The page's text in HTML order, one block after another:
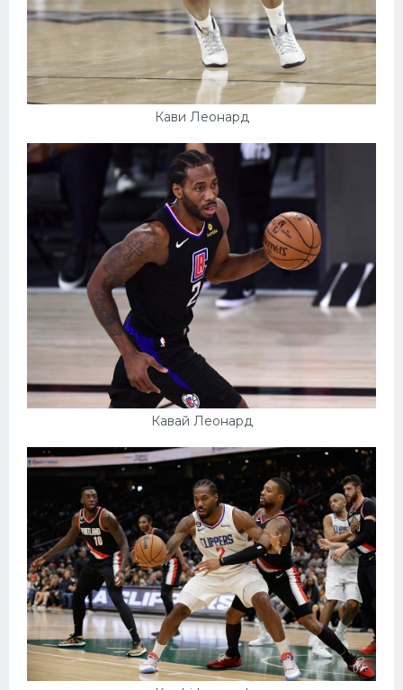
Кави Леонард
Кавай Леонард